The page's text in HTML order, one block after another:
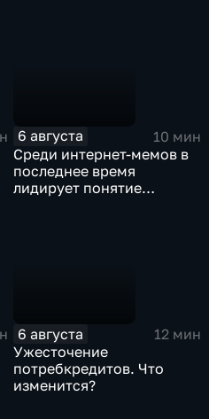
6 августа
10 мин
Среди интернет-мемов в
последнее время
лидирует понятие
6 августа
12 мин
Ужесточение
потребкредитов. Что
изменится?